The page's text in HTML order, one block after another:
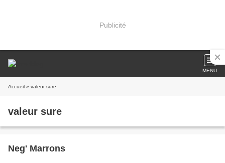
Publicité
MENU
Accueil » valeur sure
valeur sure
Neg' Marrons